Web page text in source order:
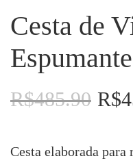
Cesta de
R$485.90 O
era:
R$
Cesta elaborada para